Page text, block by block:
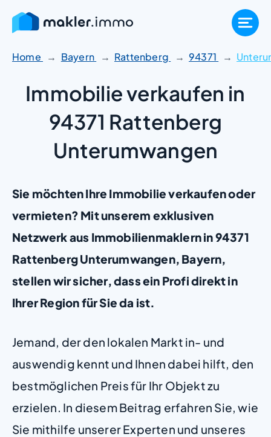
Zum
Inhalt
springen
Home Bayern Rattenberg 94371
Immobilie verkaufen in
94371 Rattenberg
Unterumwangen
Sie möchten Ihre Immobilie verkaufen oder
vermieten? Mit unserem exklusiven
Netzwerk aus Immobilienmaklern in 94371
Rattenberg Unterumwangen, Bayern,
stellen wir sicher, dass ein Profi direkt in
Ihrer Region für Sie da ist.
Jemand, der den lokalen Markt in- und
auswendig kennt und Ihnen dabei hilft, den
bestmöglichen Preis für Ihr Objekt zu
erzielen. In diesem Beitrag erfahren Sie, wie
Sie mithilfe unserer Experten und unseres